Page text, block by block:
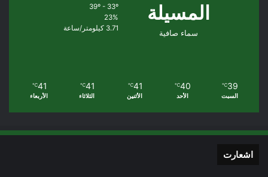
المسيلة
سماء صافية
39º - 33º
23%
3.71 كيلومتر/ساعة
39
℃
السبت
40
℃
الأحد
41
℃
الأثنين
41
℃
الثلاثاء
41
℃
الأربعاء
اشعارت